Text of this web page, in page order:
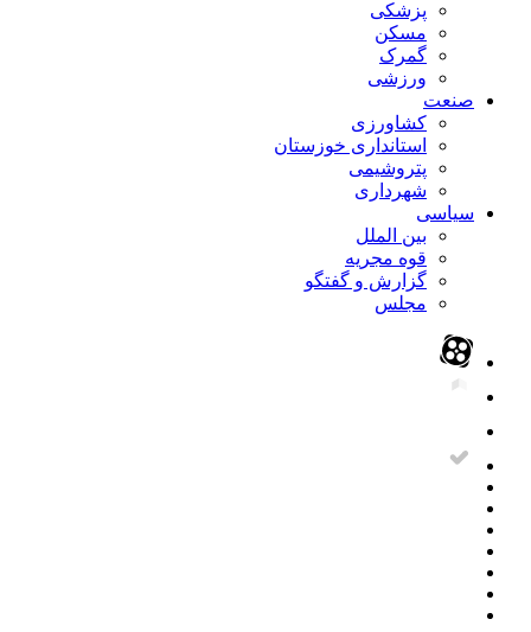
پزشکی
مسکن
گمرک
ورزشی
صنعت
کشاورزی
استانداری خوزستان
پتروشیمی
شهرداری
سیاسی
بین الملل
قوه مجریه
گزارش و گفتگو
مجلس